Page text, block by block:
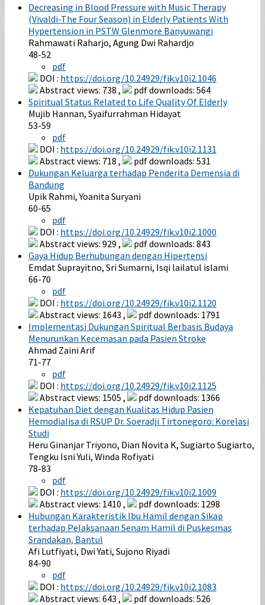
Decreasing in Blood Pressure with Music Therapy
(Vivaldi-The Four Season) in Elderly Patients With
Hypertension in PSTW Glenmore Banyuwangi
Rahmawati Raharjo, Agung Dwi Rahardjo
48-52
pdf
DOI : https://doi.org/10.24929/fik.v10i2.1046
Abstract views: 738 ,
pdf downloads: 564
Spiritual Status Related to Life Quality Of Elderly
Mujib Hannan, Syaifurrahman Hidayat
53-59
pdf
DOI : https://doi.org/10.24929/fik.v10i2.1131
Abstract views: 718 ,
pdf downloads: 531
Dukungan Keluarga terhadap Penderita Demensia di
Bandung
Upik Rahmi, Yoanita Suryani
60-65
pdf
DOI : https://doi.org/10.24929/fik.v10i2.1000
Abstract views: 929 ,
pdf downloads: 843
Gaya Hidup Berhubungan dengan Hipertensi
Emdat Suprayitno, Sri Sumarni, Isqi lailatul islami
66-70
pdf
DOI : https://doi.org/10.24929/fik.v10i2.1120
Abstract views: 1643 ,
pdf downloads: 1791
Implementasi Dukungan Spiritual Berbasis Budaya
Menurunkan Kecemasan pada Pasien Stroke
Ahmad Zaini Arif
71-77
pdf
DOI : https://doi.org/10.24929/fik.v10i2.1125
Abstract views: 1505 ,
pdf downloads: 1366
Kepatuhan Diet dengan Kualitas Hidup Pasien
Hemodialisa di RSUP Dr. Soeradji Tirtonegoro: Korelasi
Studi
Heru Ginanjar Triyono, Dian Novita K, Sugiarto Sugiarto,
Tengku Isni Yuli, Winda Rofiyati
78-83
pdf
DOI : https://doi.org/10.24929/fik.v10i2.1009
Abstract views: 1410 ,
pdf downloads: 1298
Hubungan Karakteristik Ibu Hamil dengan Sikap
terhadap Pelaksanaan Senam Hamil di Puskesmas
Srandakan, Bantul
Afi Lutfiyati, Dwi Yati, Sujono Riyadi
84-90
pdf
DOI : https://doi.org/10.24929/fik.v10i2.1083
Abstract views: 643 ,
pdf downloads: 526